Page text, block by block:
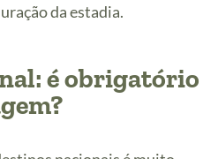
da estadia.
é obrigatório